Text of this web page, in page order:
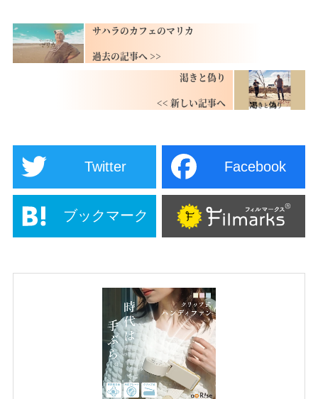
サハラのカフェのマリカ
渇きと偽り
Twitter Facebook
ブックマーク